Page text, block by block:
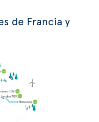
de Francia y